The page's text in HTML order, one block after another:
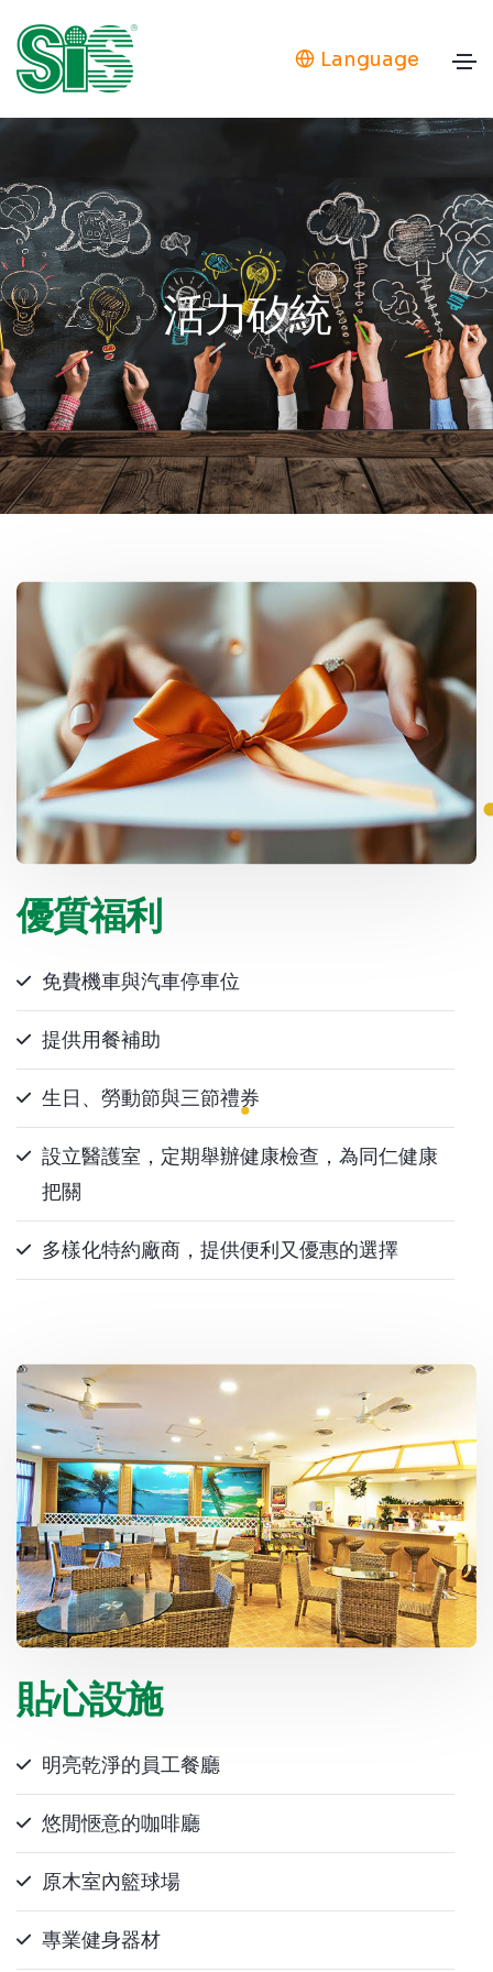
Language
活力矽統
優質福利
免費機車與汽車停車位
提供用餐補助
生日、勞動節與三節禮券
設立醫護室，定期舉辦健康檢查，為同仁健康
把關
多樣化特約廠商，提供便利又優惠的選擇
貼心設施
明亮乾淨的員工餐廳
悠閒愜意的咖啡廳
原木室內籃球場
專業健身器材